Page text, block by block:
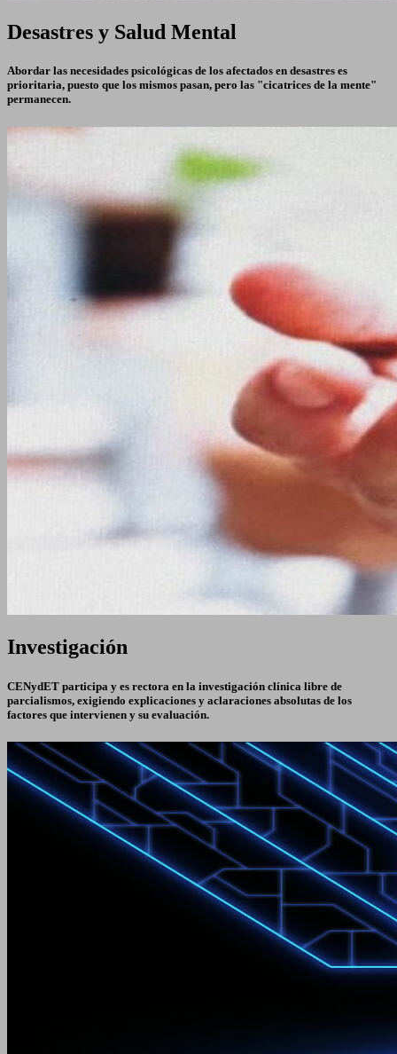
Desastres y Salud Mental
Abordar las necesidades psicológicas de los afectados en desastres es
prioritaria, puesto que los mismos pasan, pero las "cicatrices de la mente"
permanecen.
Investigación
CENydET participa y es rectora en la investigación clínica libre de
parcialismos, exigiendo explicaciones y aclaraciones absolutas de los
factores que intervienen y su evaluación.